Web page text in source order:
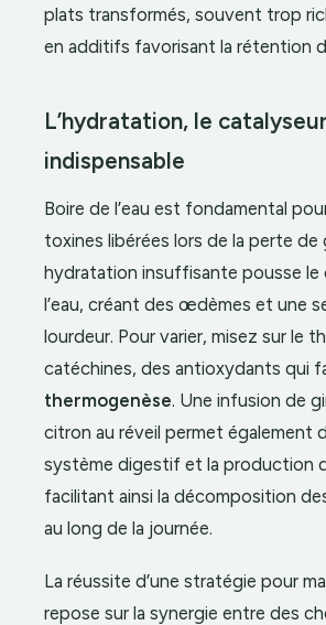
plats transformés, souvent trop
en additifs favorisant la rétention
L’hydratation, le catalyseur
indispensable
Boire de l’eau est fondamental
toxines libérées lors de la perte de
hydratation insuffisante pousse le
l’eau, créant des œdèmes et une
lourdeur. Pour varier, misez sur le
catéchines, des antioxydants qui
thermogenèse. Une infusion de
citron au réveil permet également
système digestif et la production
facilitant ainsi la décomposition
au long de la journée.
La réussite d’une stratégie pour
repose sur la synergie entre des